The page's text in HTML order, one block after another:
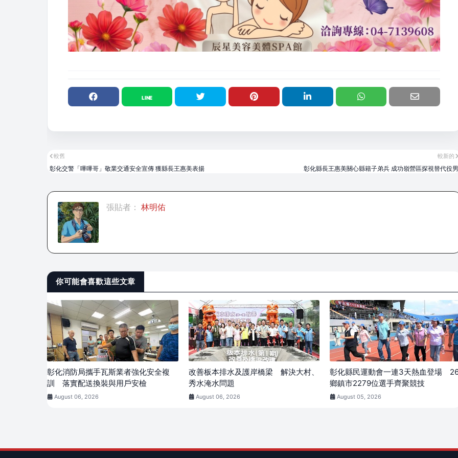
較新的
彰化縣長王惠美關心縣籍子弟兵 成功嶺營區探視替代役男
較舊
彰化交警「嗶嗶哥」敬業交通安全宣傳 獲縣長王惠美表揚
張貼者： 林明佑
你可能會喜歡這些文章
彰化消防局攜手瓦斯業者強化安全複
訓 落實配送換裝與用戶安檢
August 06, 2026
改善板本排水及護岸橋梁 解決大村、
秀水淹水問題
August 06, 2026
彰化縣民運動會一連3天熱血登場
鄉鎮市2279位選手齊聚競技
August 05, 2026